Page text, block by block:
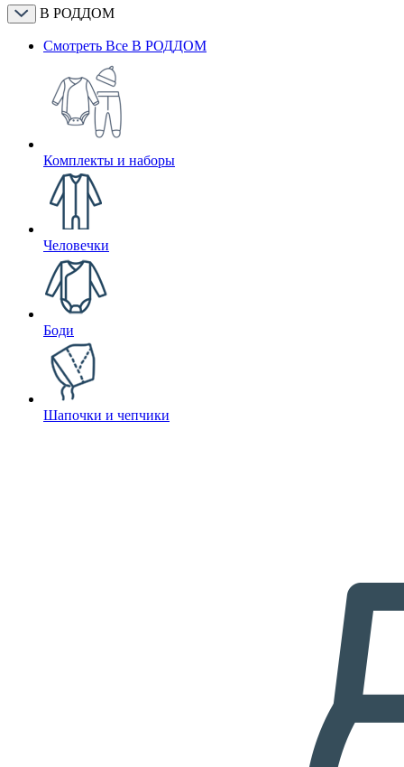
В РОДДОМ
Смотреть Все В РОДДОМ
Комплекты и наборы
Человечки
Боди
Шапочки и чепчики